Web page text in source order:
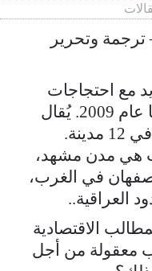
وتحرير
مع احتجاجات
في الشوارع، شهدت مثيلًا لها عام 2009. يُقال
إن المظاهرات اندلعت فجأة في 12 مدينة.
هي مدن مشهد،
في الغرب،
العراقية..
الاقتصادية
معقولة من أجل